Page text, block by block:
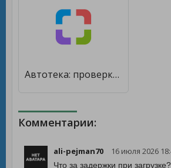
Автотека: проверка авто по VIN [Без рекламы]
Комментарии:
ali-pejman70 16 июля 2026
Что за задержки при